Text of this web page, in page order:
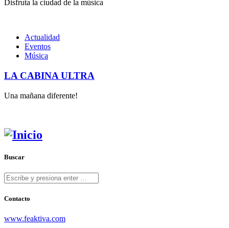
Disfruta la ciudad de la música
Actualidad
Eventos
Música
LA CABINA ULTRA
Una mañana diferente!
Buscar
Contacto
www.feaktiva.com